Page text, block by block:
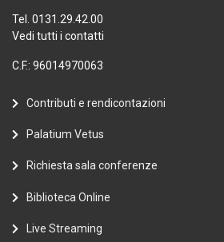
Tel. 0131.29.42.00
Vedi tutti i contatti
C.F.: 96014970063
Contributi e rendicontazioni
Palatium Vetus
Richiesta sala conferenze
Biblioteca Online
Live Streaming